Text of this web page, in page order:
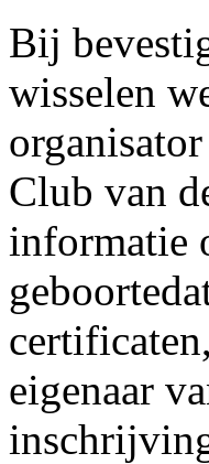
Bij
wisselen
Club van
informatie
eigenaar